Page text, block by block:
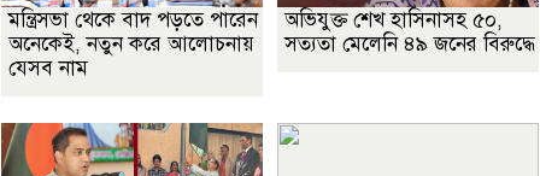
মন্ত্রিসভা থেকে বাদ পড়তে পারেন
অনেকেই, নতুন করে আলোচনায়
যেসব নাম
অভিযুক্ত শেখ হাসিনাসহ ৫০,
সত্যতা মেলেনি ৪৯ জনের বিরুদ্ধে